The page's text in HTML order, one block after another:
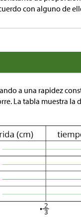
con alguno de
a una rapidez
La tabla muestra